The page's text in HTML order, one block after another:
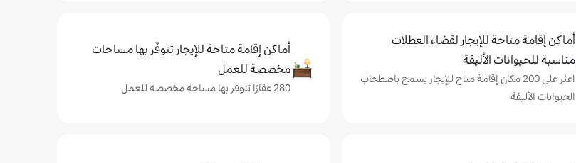
أماكن إقامة متاحة للإيجار لقضاء العطلات
مناسبة للحيوانات الأليفة
اعثر على 200 مكان إقامة متاح للإيجار يسمح باصطحاب
الحيوانات الأليفة
أماكن إقامة متاحة للإيجار تتوفّر بها مساحات
مخصصة للعمل
280 عقارًا تتوفر بها مساحة مخصصة للعمل